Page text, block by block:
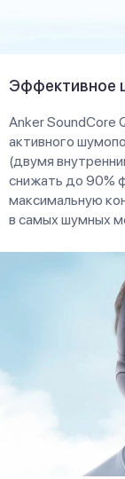
Эффективное
Anker SoundCore
активного
(двумя
снижать до 90%
максимальную
в самых шумных